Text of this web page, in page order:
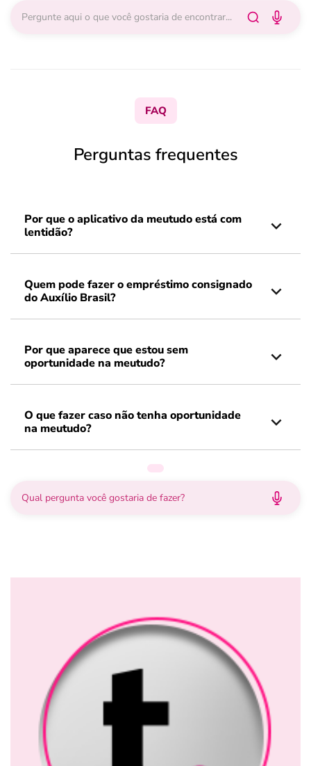
FAQ
Perguntas frequentes
Por que o aplicativo da meutudo está com
lentidão?
Quem pode fazer o empréstimo consignado
do Auxílio Brasil?
Por que aparece que estou sem
oportunidade na meutudo?
O que fazer caso não tenha oportunidade
na meutudo?